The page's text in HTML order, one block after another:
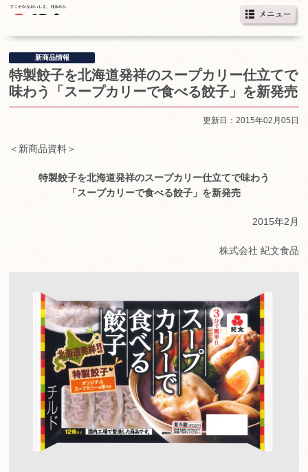
新商品情報
特製餃子を北海道発祥のスープカリー仕立てで
味わう「スープカリーで食べる餃子」を新発売
更新日：2015年02月05日
＜新商品資料＞
特製餃子を北海道発祥のスープカリー仕立てで味わう
「スープカリーで食べる餃子」を新発売
2015年2月
株式会社 紀文食品